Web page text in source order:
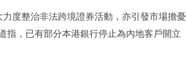
度整治非法跨境證券活動，亦引發市場擔憂
指，已有部分本港銀行停止為內地客戶開立